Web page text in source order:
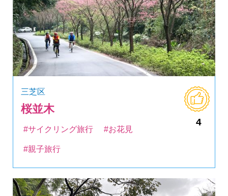
三芝区
桜並木
4
#サイクリング旅行 #お花見
#親子旅行